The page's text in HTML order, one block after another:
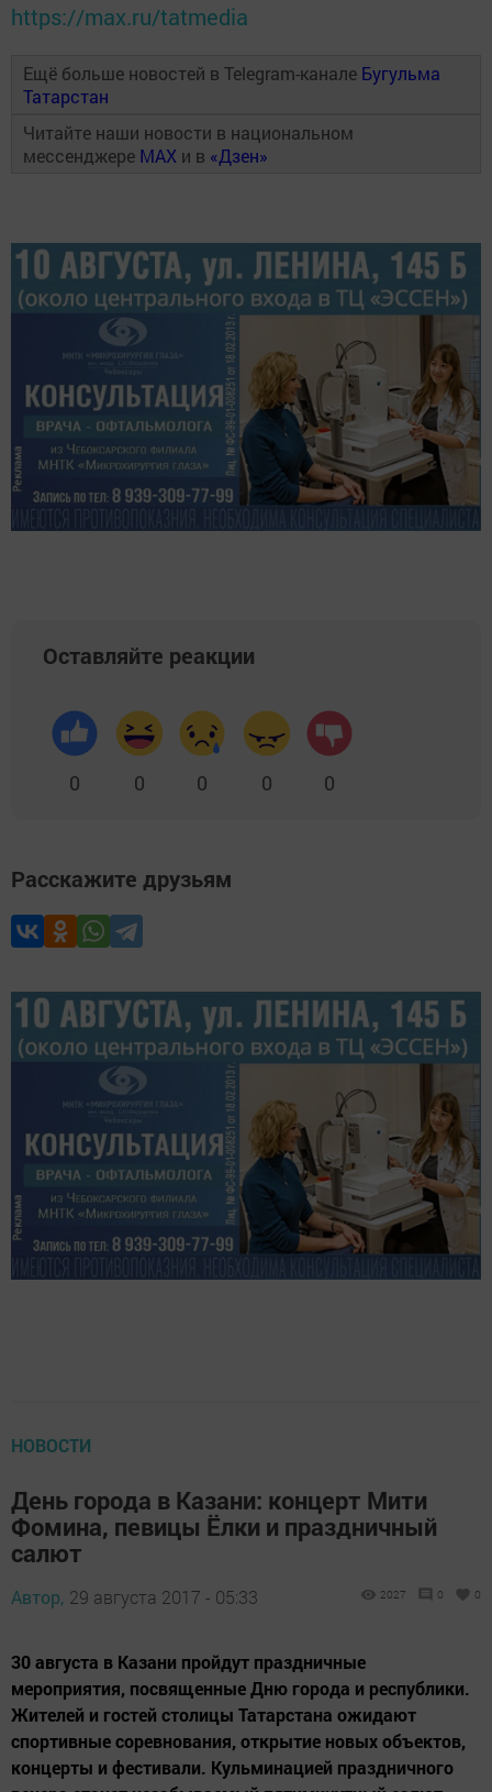
https://max.ru/tatmedia
Ещё больше новостей в Telegram-канале Бугульма
Татарстан
Читайте наши новости в национальном
мессенджере MAX и в «Дзен»
Оставляйте реакции
0 0 0 0 0
Расскажите друзьям
НОВОСТИ
День города в Казани: концерт Мити
Фомина, певицы Ёлки и праздничный
салют
Автор, 29 августа 2017 - 05:33 2027 0 0
30 августа в Казани пройдут праздничные
мероприятия, посвященные Дню города и республики.
Жителей и гостей столицы Татарстана ожидают
спортивные соревнования, открытие новых объектов,
концерты и фестивали. Кульминацией праздничного